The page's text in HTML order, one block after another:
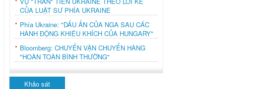
CỦA LUẬT SƯ PHÍA UKRAINE
Phía Ukraine: "DẤU ẤN CỦA NGA SAU CÁC
HÀNH ĐỘNG KHIÊU KHÍCH CỦA HUNGARY"
Bloomberg: CHUYẾN VẬN CHUYỂN HÀNG
"HOÀN TOÀN BÌNH THƯỜNG"
Khảo sát